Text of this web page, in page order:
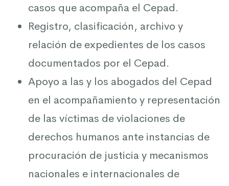
casos que acompaña el Cepad.
Registro, clasificación, archivo y
relación de expedientes de los casos
documentados por el Cepad.
Apoyo a las y los abogados del Cepad
en el acompañamiento y representación
de las víctimas de violaciones de
derechos humanos ante instancias de
procuración de justicia y mecanismos
nacionales e internacionales de